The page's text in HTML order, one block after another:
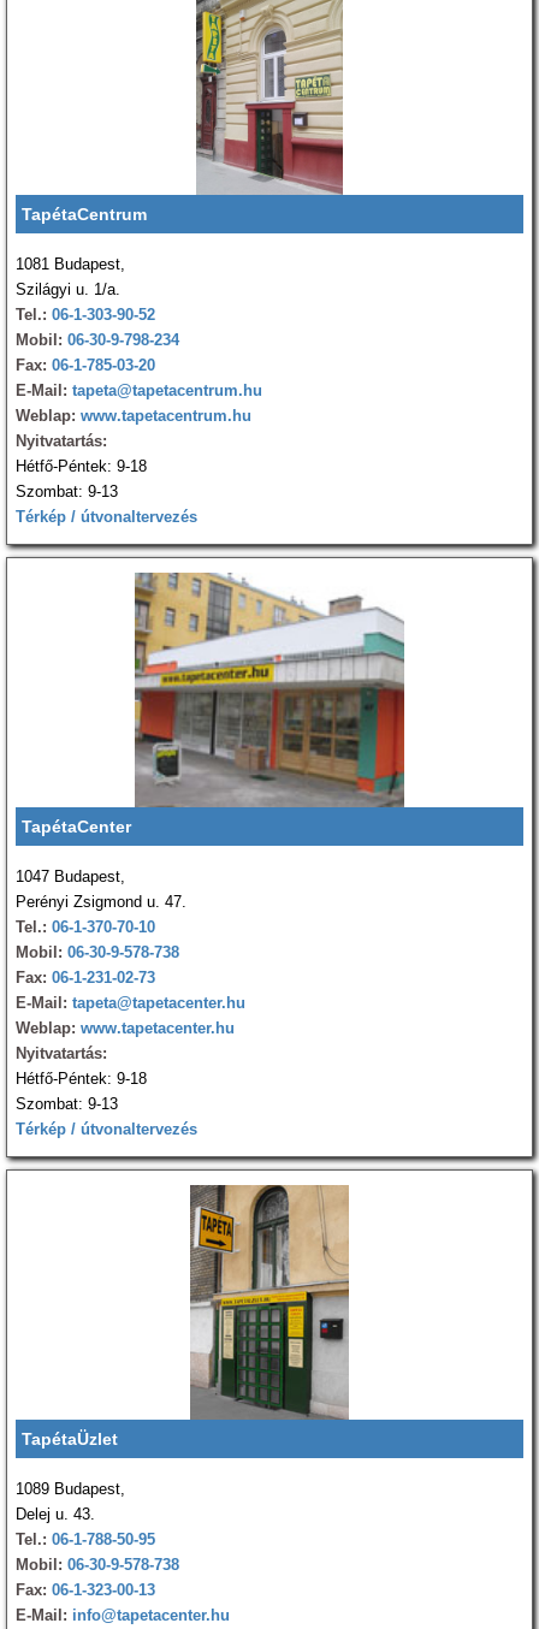
TapétaCentrum
1081 Budapest,
Szilágyi u. 1/a.
Tel.: 06-1-303-90-52
Mobil: 06-30-9-798-234
Fax: 06-1-785-03-20
E-Mail: tapeta@tapetacentrum.hu
Weblap: www.tapetacentrum.hu
Nyitvatartás:
Hétfő-Péntek: 9-18
Szombat: 9-13
Térkép / útvonaltervezés
TapétaCenter
1047 Budapest,
Perényi Zsigmond u. 47.
Tel.: 06-1-370-70-10
Mobil: 06-30-9-578-738
Fax: 06-1-231-02-73
E-Mail: tapeta@tapetacenter.hu
Weblap: www.tapetacenter.hu
Nyitvatartás:
Hétfő-Péntek: 9-18
Szombat: 9-13
Térkép / útvonaltervezés
TapétaÜzlet
1089 Budapest,
Delej u. 43.
Tel.: 06-1-788-50-95
Mobil: 06-30-9-578-738
Fax: 06-1-323-00-13
E-Mail: info@tapetacenter.hu